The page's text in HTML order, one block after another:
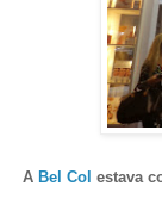
A Bel Col estava